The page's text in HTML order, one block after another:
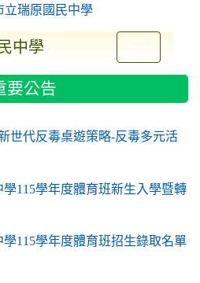
中學
要公告
a/m2.ryjh.tyc.edu.tw/ryjh011/
世代反毒桌遊策略-反毒多元活
115學年度體育班新生入學暨轉
115學年度體育班招生錄取名單